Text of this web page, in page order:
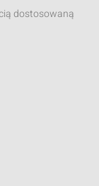
dostosowaną